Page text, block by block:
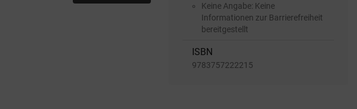
Keine Angabe: Keine
Informationen zur Barrierefreiheit
bereitgestellt
ISBN
9783757222215